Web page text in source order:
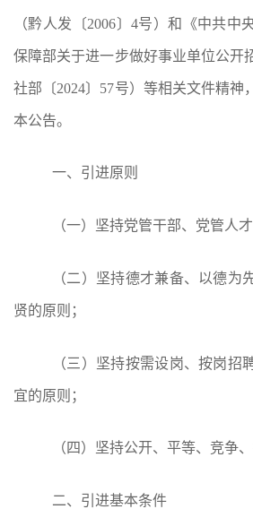
（黔人发〔2006〕4号）和《中共中
保障部关于进一步做好事业单位公开
社部〔2024〕57号）等相关文件精神
本公告。
一、 引进原则
（一）坚持党管干部、党管人才
（二）坚持德才兼备、以德为
贤的原则；
（三）坚持按需设岗、按岗招
宜的原则；
（四）坚持公开、平等、竞争
二、 引进基本条件